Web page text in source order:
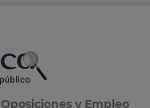
Oposiciones y Empleo